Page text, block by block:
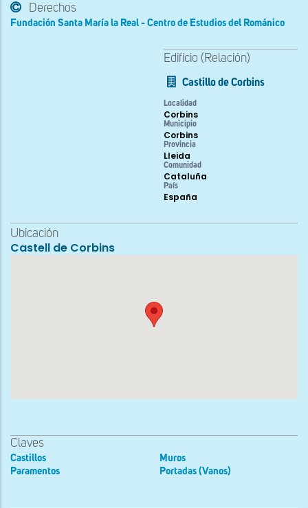
Derechos
Fundación Santa María la Real - Centro de Estudios del Románico
Edificio (Relación)
Castillo de Corbins
Localidad
Corbins
Municipio
Corbins
Provincia
Lleida
Comunidad
Cataluña
País
España
Ubicación
Castell de Corbins
Claves
Castillos
Paramentos
Muros
Portadas (Vanos)